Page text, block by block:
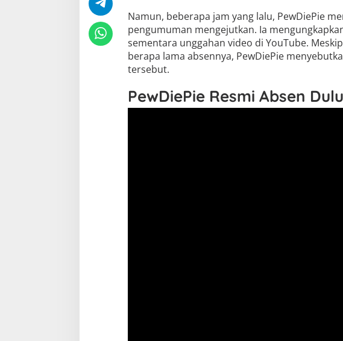
Namun, beberapa jam yang lalu, PewDiePie
pengumuman mengejutkan. Ia
sementara unggahan video di YouTube.
berapa lama absennya, PewDiePie
tersebut.
PewDiePie Resmi Absen